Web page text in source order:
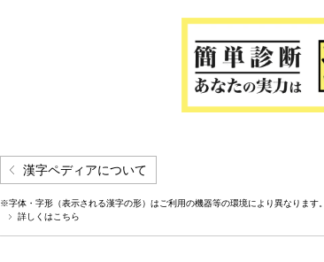
漢字ペディアについて
※字体・字形（表示される漢字の形）はご利用の機器等の環境により異なります。
詳しくはこちら